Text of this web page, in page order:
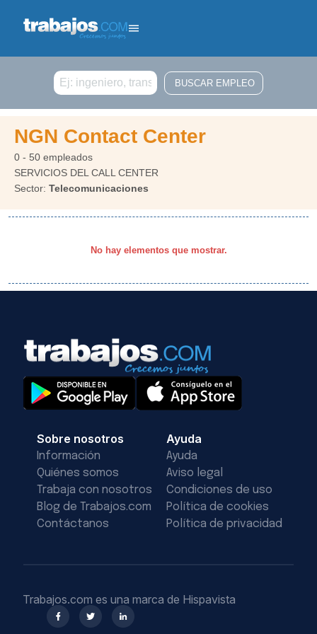
Buscar
NGN Contact Center
0 - 50 empleados
SERVICIOS DEL CALL CENTER
Sector: Telecomunicaciones
No hay elementos que mostrar.
Sobre nosotros
Información
Quiénes somos
Trabaja con nosotros
Blog de Trabajos.com
Contáctanos
Ayuda
Ayuda
Aviso legal
Condiciones de uso
Política de cookies
Política de privacidad
Trabajos.com es una marca de Hispavista